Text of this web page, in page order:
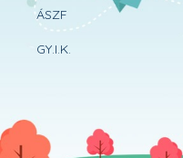
ÁSZF
GY.I.K.